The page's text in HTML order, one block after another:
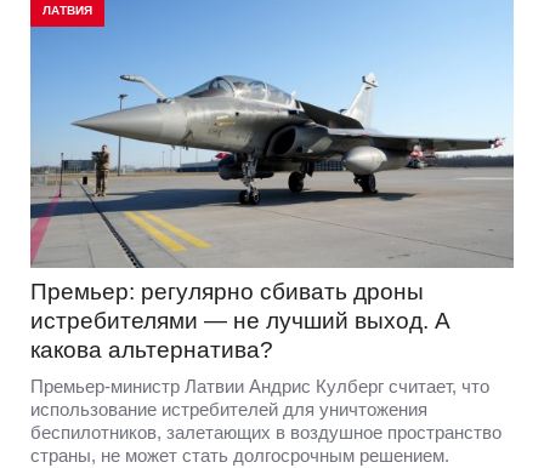
ЛАТВИЯ
Премьер: регулярно сбивать дроны
истребителями — не лучший выход. А
какова альтернатива?
Премьер-министр Латвии Андрис Кулберг считает, что
использование истребителей для уничтожения
беспилотников, залетающих в воздушное пространство
страны, не может стать долгосрочным решением.